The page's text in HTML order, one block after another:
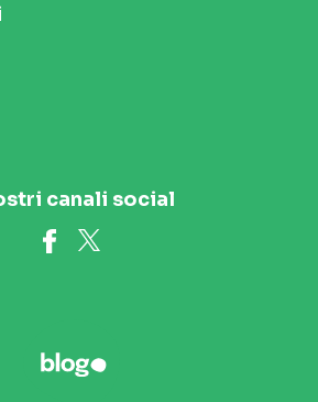
canali social